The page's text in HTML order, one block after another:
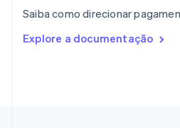
Saiba como direcionar
Explore a documentação
English
English